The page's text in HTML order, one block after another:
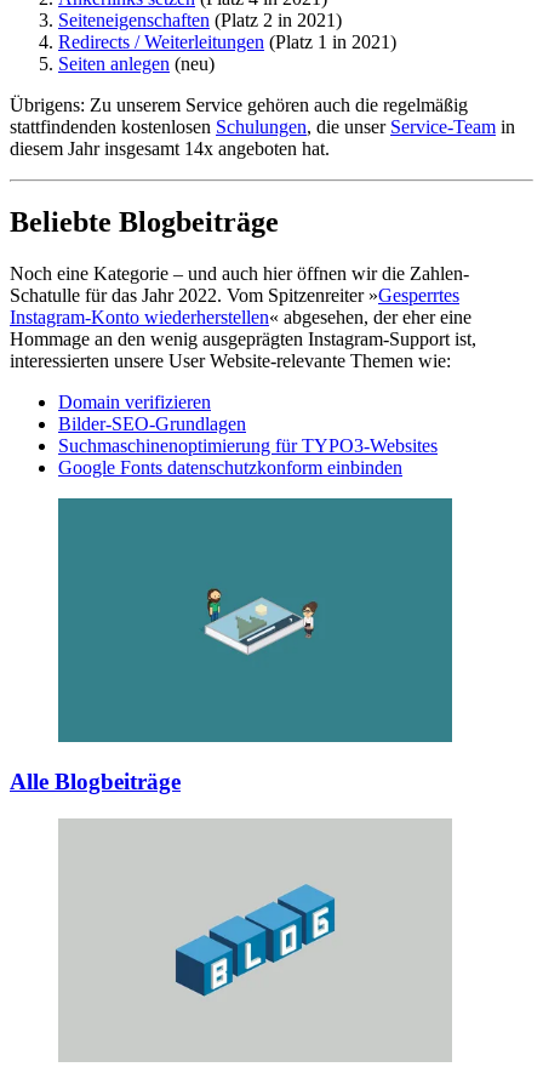
Seiteneigenschaften (Platz 2 in 2021)
Redirects / Weiterleitungen (Platz 1 in 2021)
Seiten anlegen (neu)
Übrigens: Zu unserem Service gehören auch die regelmäßig
stattfindenden kostenlosen Schulungen, die unser Service-Team in
diesem Jahr insgesamt 14x angeboten hat.
Beliebte Blogbeiträge
Noch eine Kategorie – und auch hier öffnen wir die Zahlen-
Schatulle für das Jahr 2022. Vom Spitzenreiter »Gesperrtes
Instagram-Konto wiederherstellen« abgesehen, der eher eine
Hommage an den wenig ausgeprägten Instagram-Support ist,
interessierten unsere User Website-relevante Themen wie:
Domain verifizieren
Bilder-SEO-Grundlagen
Suchmaschinenoptimierung für TYPO3-Websites
Google Fonts datenschutzkonform einbinden
Alle Blogbeiträge